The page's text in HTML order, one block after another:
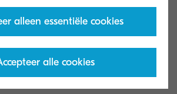
minder
alleen essentiële cookies
alle cookies